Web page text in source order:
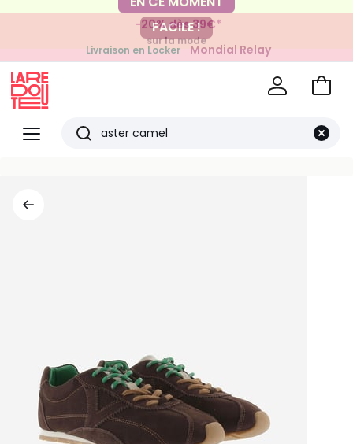
-20% dès 39€*
sur la mode
FACILE !
Livraison en Locker Mondial Relay
pour vos petits articles
Menu
Redoute
Rechercher
Voir